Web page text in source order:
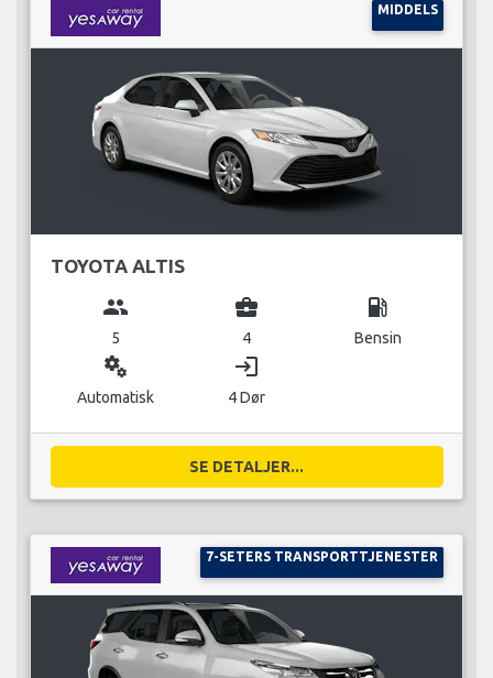
MIDDELS
TOYOTA ALTIS
group
5
business_center
4
local_gas_station
Bensin
miscellaneous_services
Automatisk
login
4 Dør
SE DETALJER...
7-SETERS TRANSPORTTJENESTER